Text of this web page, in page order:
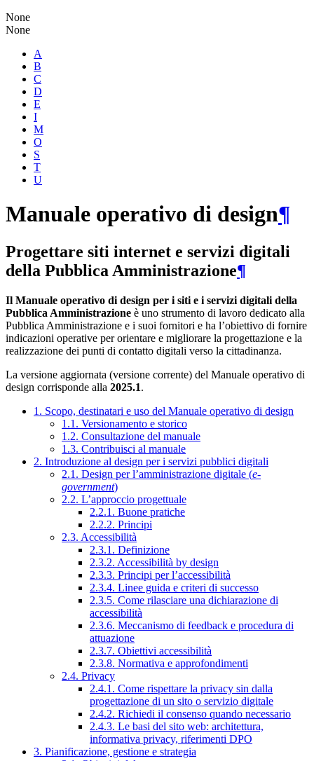
None
None
A
B
C
D
E
I
M
O
S
T
U
Manuale operativo di design¶
Progettare siti internet e servizi digitali
della Pubblica Amministrazione¶
Il Manuale operativo di design per i siti e i servizi digitali della
Pubblica Amministrazione è uno strumento di lavoro dedicato alla
Pubblica Amministrazione e i suoi fornitori e ha l’obiettivo di fornire
indicazioni operative per orientare e migliorare la progettazione e la
realizzazione dei punti di contatto digitali verso la cittadinanza.
La versione aggiornata (versione corrente) del Manuale operativo di
design corrisponde alla 2025.1.
1. Scopo, destinatari e uso del Manuale operativo di design
1.1. Versionamento e storico
1.2. Consultazione del manuale
1.3. Contribuisci al manuale
2. Introduzione al design per i servizi pubblici digitali
2.1. Design per l’amministrazione digitale (e-
government)
2.2. L’approccio progettuale
2.2.1. Buone pratiche
2.2.2. Principi
2.3. Accessibilità
2.3.1. Definizione
2.3.2. Accessibilità by design
2.3.3. Principi per l’accessibilità
2.3.4. Linee guida e criteri di successo
2.3.5. Come rilasciare una dichiarazione di
accessibilità
2.3.6. Meccanismo di feedback e procedura di
attuazione
2.3.7. Obiettivi accessibilità
2.3.8. Normativa e approfondimenti
2.4. Privacy
2.4.1. Come rispettare la privacy sin dalla
progettazione di un sito o servizio digitale
2.4.2. Richiedi il consenso quando necessario
2.4.3. Le basi del sito web: architettura,
informativa privacy, riferimenti DPO
3. Pianificazione, gestione e strategia